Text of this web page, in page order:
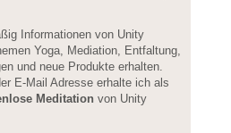
Informationen von Unity
Yoga, Mediation, Entfaltung,
und neue Produkte erhalten.
E-Mail Adresse erhalte ich als
Meditation von Unity